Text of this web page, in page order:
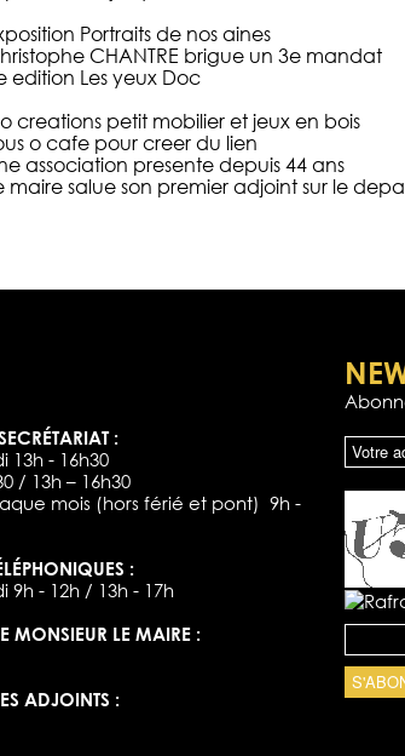
Portraits de nos aines
CHANTRE brigue un 3e mandat
edition Les yeux Doc
creations petit mobilier et jeux en bois
o cafe pour creer du lien
association presente depuis 44 ans
maire salue son premier adjoint sur le
:
13h - 16h30
/ 13h – 16h30
mois (hors férié et pont) 9h -
:
9h - 12h / 13h - 17h
MONSIEUR LE MAIRE :
ADJOINTS :